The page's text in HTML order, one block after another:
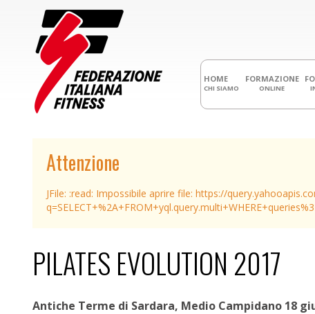
HOME
CHI SIAMO
FORMAZIONE
ONLINE
Attenzione
JFile: :read: Impossibile aprire file: https://
PILATES EVOLUTION 2017
Antiche Terme di Sardara, Medio Campidano 18